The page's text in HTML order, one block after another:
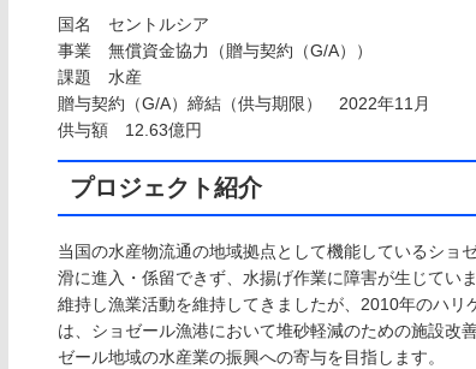
国名 セントルシア
事業 無償資金協力（贈与契約（G/A））
課題 水産
贈与契約（G/A）締結（供与期限） 2022年11月
供与額 12.63億円
プロジェクト紹介
当国の水産物流通の地域拠点として機能しているショ
滑に進入・係留できず、水揚げ作業に障害が生じてい
維持し漁業活動を維持してきましたが、2010年のハ
は、ショゼール漁港において堆砂軽減のための施設改
ゼール地域の水産業の振興への寄与を目指します。